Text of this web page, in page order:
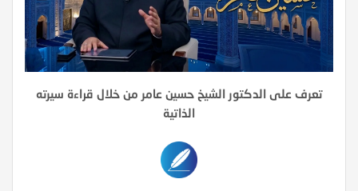
تعرف على الدكتور الشيخ حسين عامر من خلال قراءة سيرته
الذاتية